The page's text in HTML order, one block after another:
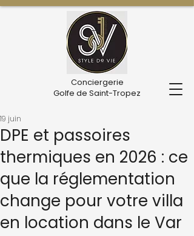
Conciergerie
Golfe de Saint-Tropez
DPE et passoires
thermiques en 2026 : ce
que la réglementation
change pour votre villa
en location dans le Var
19 juin